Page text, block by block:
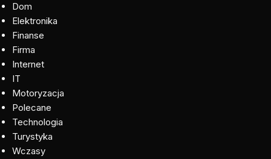
Dom
Elektronika
Finanse
Firma
Internet
IT
Motoryzacja
Polecane
Technologia
Turystyka
Wczasy